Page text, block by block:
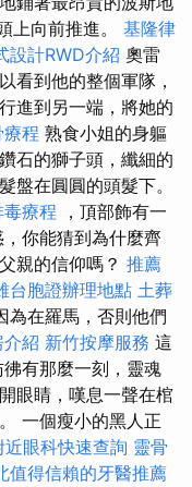
上向前推進。 基隆律
設計RWD介紹 奧雷
看到他的整個軍隊，
進到另一端，將她的
程 熟食小姐的身軀
石的獅子頭，纖細的
盤在圓圓的頭髮下。
療程
，頂部飾有一
你能猜到為什麼齊
親的信仰嗎？ 推薦
台胞證辦理地點 土葬
為在羅馬，否則他們
紹 新竹按摩服務 這
有那麼一刻，靈魂
眼睛，嘆息一聲在棺
一個瘦小的黑人正
近眼科快速查詢 靈骨
值得信賴的牙醫推薦